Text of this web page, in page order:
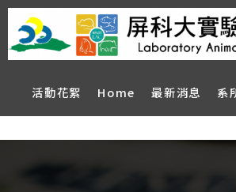
活動花絮 Home 最新消息 系